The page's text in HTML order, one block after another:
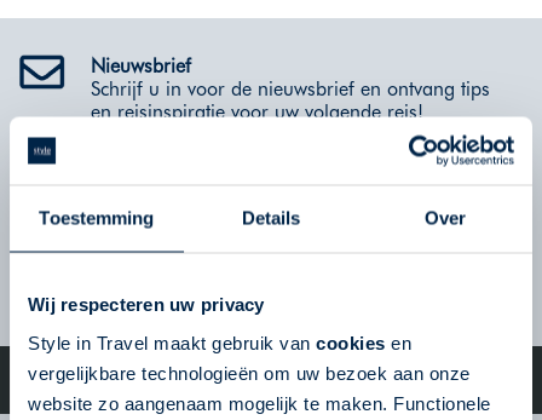
Toestemming Details Over
Wij respecteren uw privacy
Style in Travel maakt gebruik van cookies en
vergelijkbare technologieën om uw bezoek aan onze
website zo aangenaam mogelijk te maken. Functionele
Nieuwsbrief
Schrijf u in voor de nieuwsbrief en ontvang tips
en reisinspiratie voor uw volgende reis!
©2023 Go Amerika - All Rights Reserved | De specialist op het
gebied van fly-drives en roadtrips door de USA!